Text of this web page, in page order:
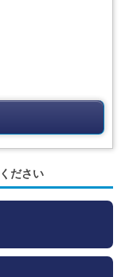
ださい